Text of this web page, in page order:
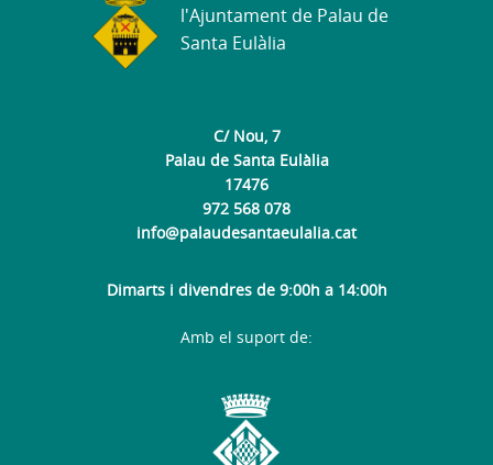
C/ Nou, 7
Palau de Santa Eulàlia
17476
972 568 078
info@palaudesantaeulalia.cat
Dimarts i divendres de 9:00h a 14:00h
l'Ajuntament de Palau de
Santa Eulàlia
Amb el suport de: